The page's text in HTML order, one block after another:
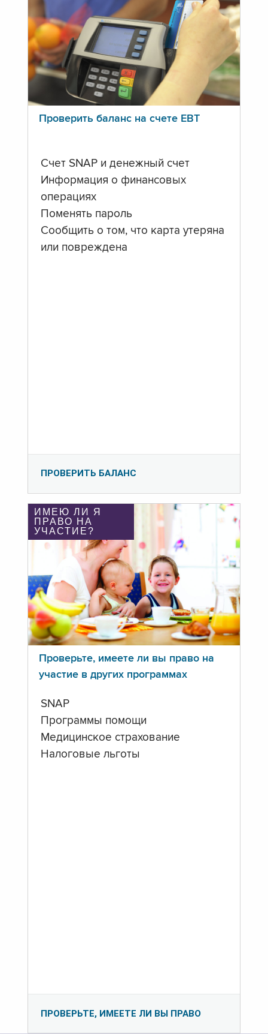
Проверить баланс на счете ЕВТ
Счет SNAP и денежный счет
Информация о финансовых
операциях
Поменять пароль
Сообщить о том, что карта утеряна
или повреждена
ПРОВЕРИТЬ БАЛАНС
ИМЕЮ ЛИ Я
ПРАВО НА
УЧАСТИЕ?
Проверьте, имеете ли вы право на
участие в других программах
SNAP
Программы помощи
Медицинское страхование
Налоговые льготы
ПРОВЕРЬТЕ, ИМЕЕТЕ ЛИ ВЫ ПРАВО